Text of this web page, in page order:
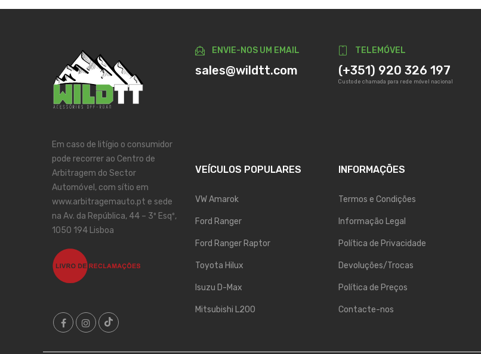
ENVIE-NOS UM EMAIL
sales@wildtt.com
TELEMÓVEL
(+351) 920 326 197
Custo de chamada para rede móvel nacional
Em caso de litígio o consumidor
pode recorrer ao Centro de
Arbitragem do Sector
Automóvel, com sítio em
www.arbitragemauto.pt e sede
na Av. da República, 44 – 3º Esqº,
1050 194 Lisboa
VEÍCULOS POPULARES
VW Amarok
Ford Ranger
Ford Ranger Raptor
Toyota Hilux
Isuzu D-Max
Mitsubishi L200
INFORMAÇÕES
Termos e Condições
Informação Legal
Política de Privacidade
Devoluções/Trocas
Política de Preços
Contacte-nos